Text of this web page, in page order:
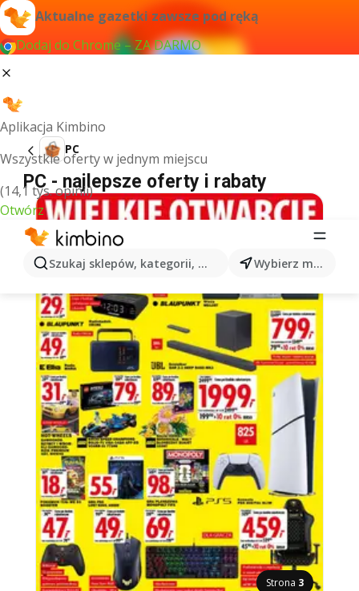
Aktualne gazetki zawsze pod ręką
Dodaj do Chrome – ZA DARMO
Aplikacja Kimbino
Wszystkie oferty w jednym miejscu
(14,1 tys. opinii)
Otwórz
Szukaj sklepów, kategorii, produktów... Wybierz miasto
PC
PC - najlepsze oferty i rabaty
Strona 3